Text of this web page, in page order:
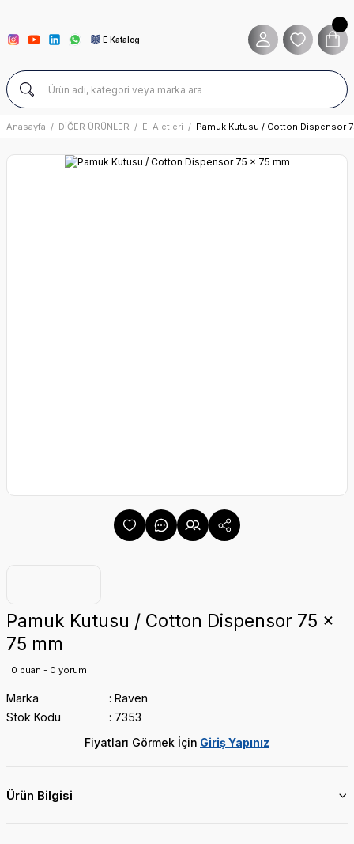
E Katalog
Anasayfa DİĞER ÜRÜNLER El Aletleri Pamuk Kutusu / Cotton Dispensor
Pamuk Kutusu / Cotton Dispensor 75 x
75 mm
0 puan - 0 yorum
Marka
Raven
Stok Kodu
7353
Fiyatları Görmek İçin Giriş Yapınız
Ürün Bilgisi